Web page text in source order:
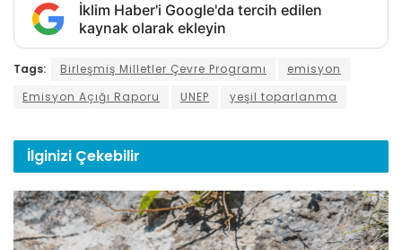
İklim Haber'i Google'da tercih edilen
kaynak olarak ekleyin
Tags: Birleşmiş Milletler Çevre Programı
emisyon
Emisyon Açığı Raporu
UNEP yeşil toparlanma
İlginizi Çekebilir